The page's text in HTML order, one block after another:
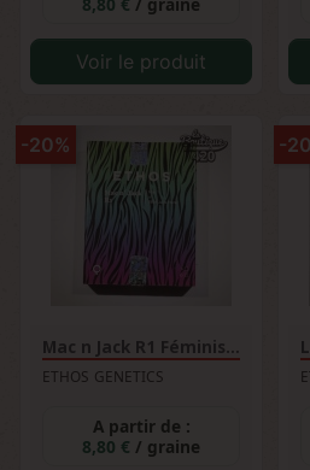
Voir le produit
Mac n Jack R1 Féminisée
ETHOS GENETICS
A partir de :
8,80 € / graine
-20% -